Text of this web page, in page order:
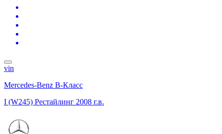
vin
Mercedes-Benz B-Класс
I (W245) Рестайлинг 2008 г.в.